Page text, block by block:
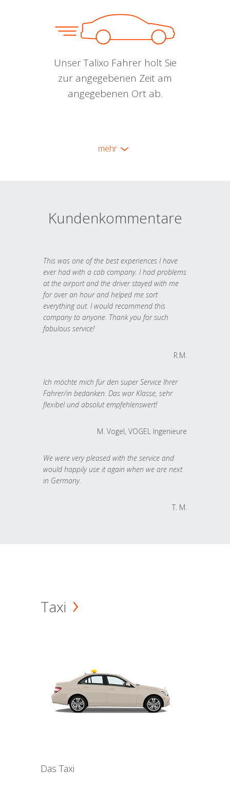
Unser Talixo Fahrer holt Sie
zur angegebenen Zeit am
angegebenen Ort ab.
mehr
Kundenkommentare
This was one of the best experiences I have
ever had with a cab company. I had problems
at the airport and the driver stayed with me
for over an hour and helped me sort
everything out. I would recommend this
company to anyone. Thank you for such
fabulous service!
R.M.
Ich möchte mich für den super Service Ihrer
Fahrer/in bedanken. Das war Klasse, sehr
flexibel und absolut empfehlenswert!
M. Vogel, VOGEL Ingenieure
We were very pleased with the service and
would happily use it again when we are next
in Germany.
T. M.
Taxi
Das Taxi